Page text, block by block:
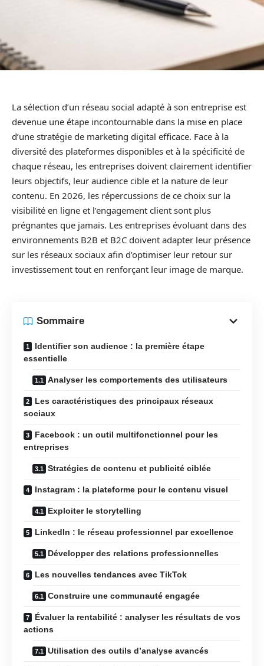
La sélection d’un réseau social adapté à son entreprise est
devenue une étape incontournable dans la mise en place
d’une stratégie de marketing digital efficace. Face à la
diversité des plateformes disponibles et à la spécificité de
chaque réseau, les entreprises doivent clairement identifier
leurs objectifs, leur audience cible et la nature de leur
contenu. En 2026, les répercussions de ce choix sur la
visibilité en ligne et l’engagement client sont plus
prégnantes que jamais. Les entreprises évoluant dans des
environnements B2B et B2C doivent adapter leur présence
sur les réseaux sociaux afin d’optimiser leur retour sur
investissement tout en renforçant leur image de marque.
Sommaire
Identifier son audience : la première étape
essentielle
Analyser les comportements des utilisateurs
Les caractéristiques des principaux réseaux
sociaux
Facebook : un outil multifonctionnel pour les
entreprises
Stratégies de contenu et publicité ciblée
Instagram : la plateforme pour le contenu visuel
Exploiter le storytelling
LinkedIn : le réseau professionnel par excellence
Développer des relations professionnelles
Les nouvelles tendances avec TikTok
Construire une communauté engagée
Évaluer la rentabilité : analyser les résultats de vos
actions
Utilisation des outils d’analyse avancés